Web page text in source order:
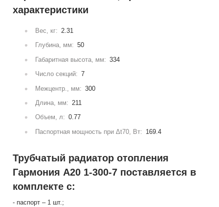
характеристики
Вес, кг: 2.31
Глубина, мм: 50
Габаритная высота, мм: 334
Число секций: 7
Межцентр., мм: 300
Длина, мм: 211
Объем, л: 0.77
Паспортная мощность при Δt70, Вт: 169.4
Трубчатый радиатор отопления
Гармония А20 1-300-7 поставляется в
комплекте с:
- паспорт – 1 шт.;